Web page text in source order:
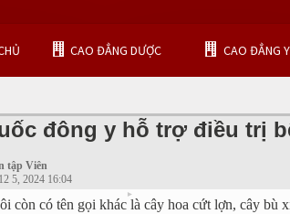
CAO ĐẲNG DƯỢC CAO ĐẲNG Y
▾
▾
đông y hỗ trợ điều trị
tập Viên
5, 2024 16:04
còn có tên gọi khác là cây hoa cứt lợn, cây